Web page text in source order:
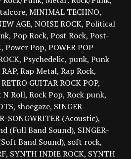
MINIMAL TECHNO
AGE NOISE ROCK Political
Pop Rock Post Rock Post-
Power Pop POWER POP
Psychedelic punk Punk
RAP Rap Metal Rap Rock
RETRO GUITAR ROCK POP
N Roll Rock Pop Rock punk
shoegaze SINGER-
SONGWRITER (Acoustic)
(Full Band Sound) SINGER-
Band Sound) soft rock
SYNTH INDIE ROCK SYNTH